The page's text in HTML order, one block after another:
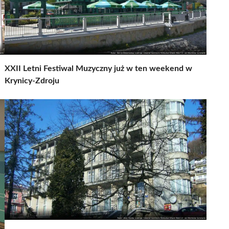
XXII Letni Festiwal Muzyczny już w ten weekend w
Krynicy-Zdroju